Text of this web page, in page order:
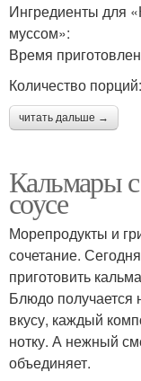
Ингредиенты для
муссом»:
Время
Количество
читать дальше →
Кальмары
соусе
Морепродукты и
сочетание.
приготовить
Блюдо получается
вкусу, каждый
нотку. А нежный
объединяет.